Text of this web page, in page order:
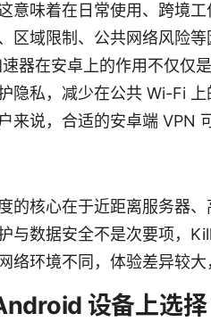
意味着在日常使用、跨境
区域限制、公共网络风险
器在安卓上的作用不仅仅
隐私，减少在公共 Wi-Fi
来说，合适的安卓端 VPN
的核心在于近距离服务器
与数据安全不是次要项，
络环境不同，体验差异较
设备上选